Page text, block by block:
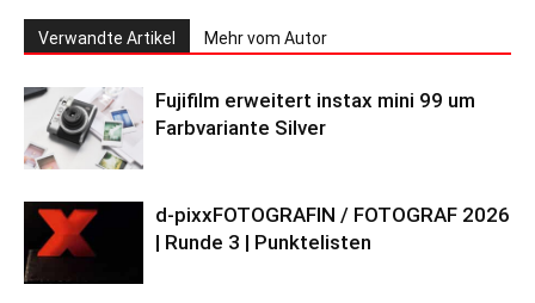
Verwandte Artikel Mehr vom Autor
Fujifilm erweitert instax mini 99 um
Farbvariante Silver
d-pixxFOTOGRAFIN / FOTOGRAF 2026
| Runde 3 | Punktelisten